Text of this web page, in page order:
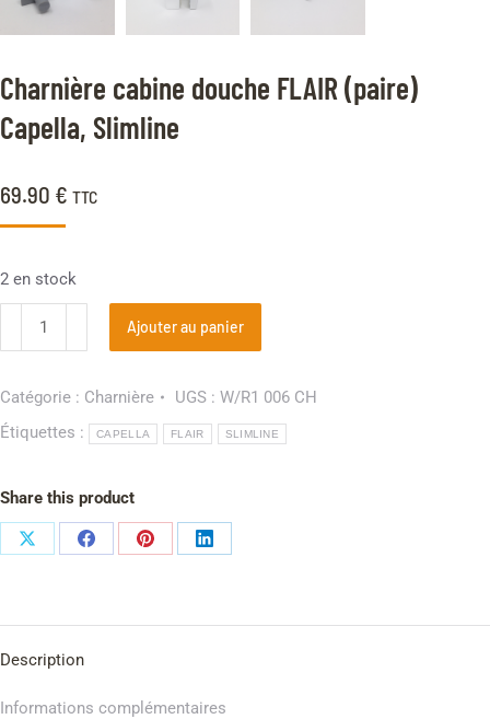
Charnière cabine douche FLAIR (paire)
Capella, Slimline
69.90 € TTC
2 en stock
Ajouter au panier
Catégorie : Charnière UGS : W/R1 006 CH
Étiquettes :
CAPELLA FLAIR SLIMLINE
Share this product
Description
Informations complémentaires